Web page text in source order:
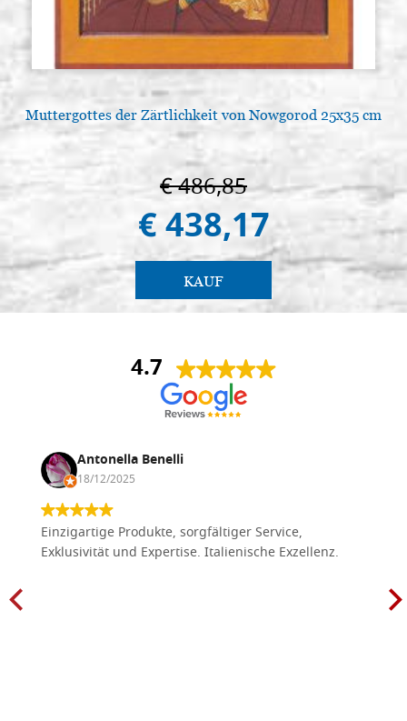
Muttergottes der Zärtlichkeit von Nowgorod 25x35 cm
€ 486,85
€ 438,17
KAUF
4.7
Antonella Benelli
18/12/2025
Einzigartige Produkte, sorgfältiger Service,
Exklusivität und Expertise. Italienische Exzellenz.